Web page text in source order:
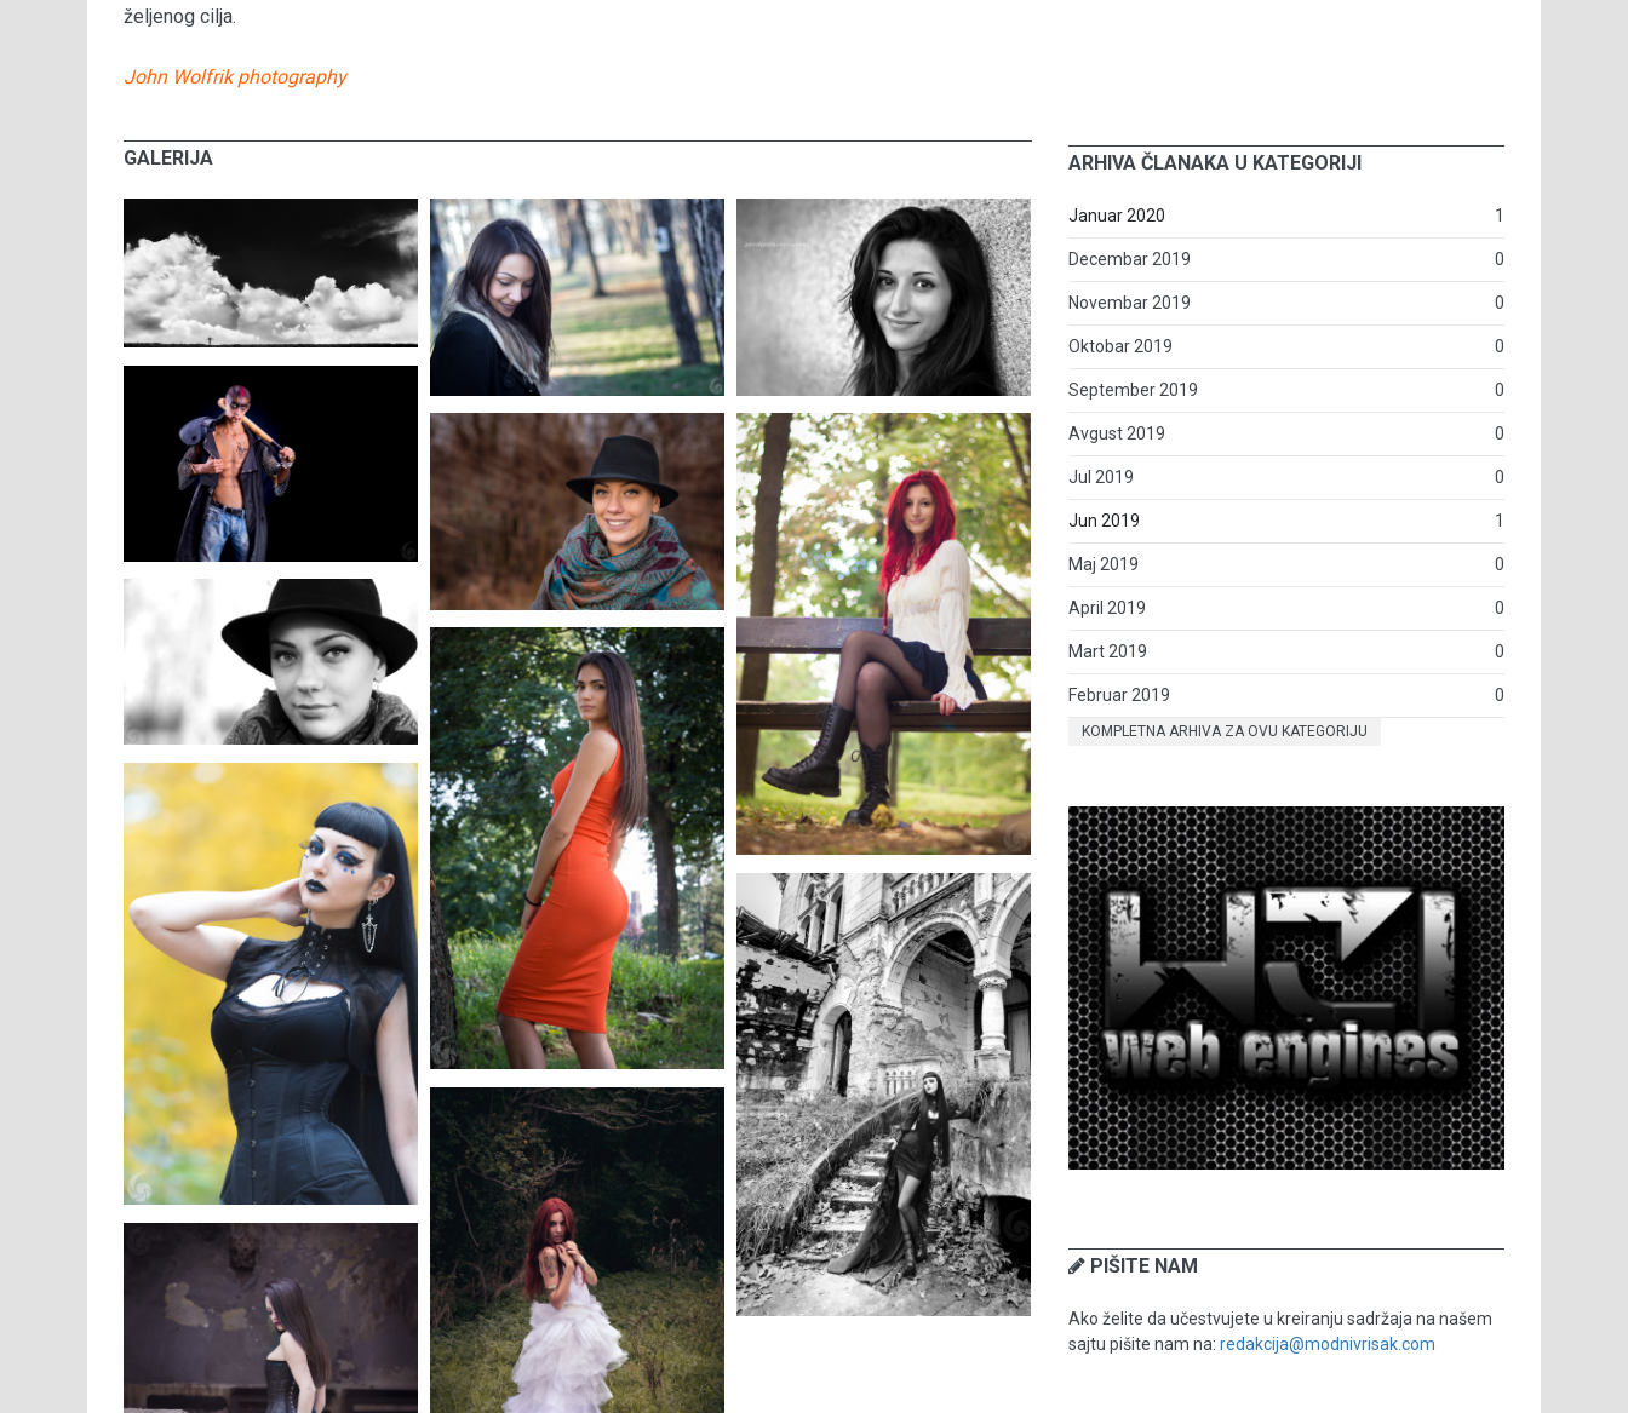
željenog cilja.
John Wolfrik photography
GALERIJA ARHIVA ČLANAKA U KATEGORIJI
Januar 2020 1
Decembar 2019 0
Novembar 2019 0
Oktobar 2019 0
September 2019 0
Avgust 2019 0
Jul 2019 0
Jun 2019 1
Maj 2019 0
April 2019 0
Mart 2019 0
Februar 2019 0
KOMPLETNA ARHIVA ZA OVU KATEGORIJU
PIŠITE NAM
Ako želite da učestvujete u kreiranju sadržaja na našem
sajtu pišite nam na: redakcija@modnivrisak.com